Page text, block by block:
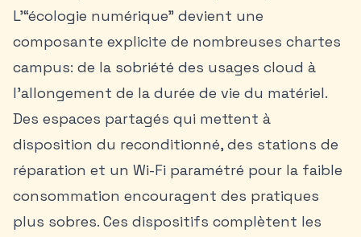
L’“écologie numérique” devient une
composante explicite de nombreuses chartes
campus: de la sobriété des usages cloud à
l’allongement de la durée de vie du matériel.
Des espaces partagés qui mettent à
disposition du reconditionné, des stations de
réparation et un Wi-Fi paramétré pour la faible
consommation encouragent des pratiques
plus sobres. Ces dispositifs complètent les